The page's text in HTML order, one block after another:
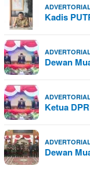
Kadis
Dewan
Ketua
Dewan